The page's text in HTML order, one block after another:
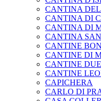
CANTINA
CANTINA DI
CANTINA DI
CANTINA
CANTINE
CANTINE DI
CANTINE
CANTINE
CAPICHERA
CARLO DI